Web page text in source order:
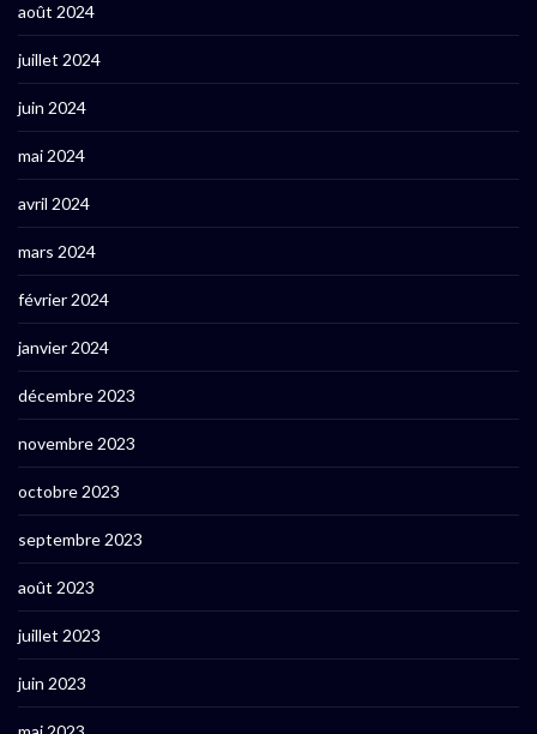
août 2024
juillet 2024
juin 2024
mai 2024
avril 2024
mars 2024
février 2024
janvier 2024
décembre 2023
novembre 2023
octobre 2023
septembre 2023
août 2023
juillet 2023
juin 2023